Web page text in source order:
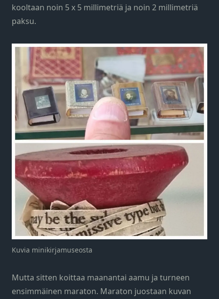
kooltaan noin 5 x 5 millimetriä ja noin 2 millimetriä
paksu.
Kuvia minikirjamuseosta
Mutta sitten koittaa maanantai aamu ja turneen
ensimmäinen maraton. Maraton juostaan kuvan